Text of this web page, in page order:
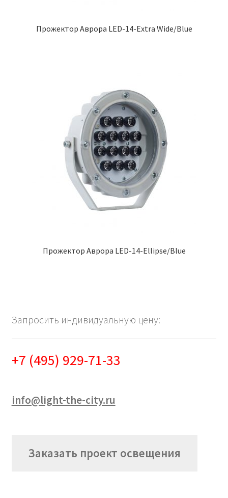
Прожектор Аврора LED-14-Extra Wide/Blue
Прожектор Аврора LED-14-Ellipse/Blue
Запросить индивидуальную цену:
+7 (495) 929-71-33
info@light-the-city.ru
Заказать проект освещения